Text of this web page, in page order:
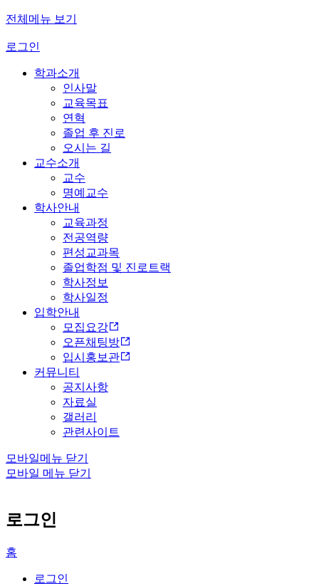
전체메뉴 보기
로그인
학과소개
인사말
교육목표
연혁
졸업 후 진로
오시는 길
교수소개
교수
명예교수
학사안내
교육과정
전공역량
편성교과목
졸업학점 및 진로트랙
학사정보
학사일정
입학안내
모집요강
오픈채팅방
입시홍보관
커뮤니티
공지사항
자료실
갤러리
관련사이트
모바일메뉴 닫기
모바일 메뉴 닫기
로그인
홈
로그인